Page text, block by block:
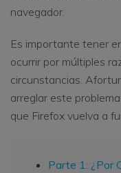
navegador.
Es importante tener
ocurrir por múltiples
circunstancias.
arreglar este
que Firefox vuelva a
Parte 1: ¿Por